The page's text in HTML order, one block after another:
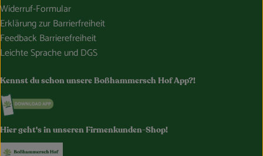
Widerruf-Formular
Erklärung zur Barrierfreiheit
Feedback Barrierefreiheit
Leichte Sprache und DGS
Kennst du schon unsere Boßhammersch Hof App?!
Externer Link zu https://www.bosshammersch-
Hier geht's in unseren Firmenkunden-Shop!